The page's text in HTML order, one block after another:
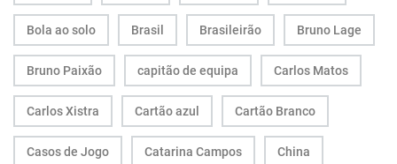
Bola ao solo Brasil Brasileirão Bruno Lage
Bruno Paixão capitão de equipa Carlos Matos
Carlos Xistra Cartão azul Cartão Branco
Casos de Jogo Catarina Campos China